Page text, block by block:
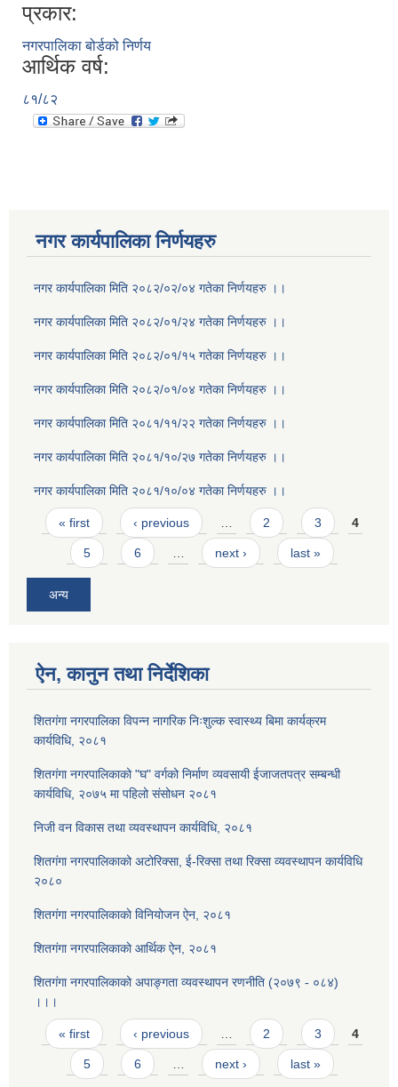
प्रकार:
नगरपालिका बोर्डको निर्णय
आर्थिक वर्ष:
८१/८२
नगर कार्यपालिका निर्णयहरु
नगर कार्यपालिका मिति २०८२/०२/०४ गतेका निर्णयहरु ।।
नगर कार्यपालिका मिति २०८२/०१/२४ गतेका निर्णयहरु ।।
नगर कार्यपालिका मिति २०८२/०१/१५ गतेका निर्णयहरु ।।
नगर कार्यपालिका मिति २०८२/०१/०४ गतेका निर्णयहरु ।।
नगर कार्यपालिका मिति २०८१/११/२२ गतेका निर्णयहरु ।।
नगर कार्यपालिका मिति २०८१/१०/२७ गतेका निर्णयहरु ।।
नगर कार्यपालिका मिति २०८१/१०/०४ गतेका निर्णयहरु ।।
Pages
« first ‹ previous … 2 3 4
5 6 … next › last »
अन्य
ऐन, कानुन तथा निर्देशिका
शितगंगा नगरपालिका विपन्न नागरिक निःशुल्क स्वास्थ्य बिमा कार्यक्रम
कार्यविधि, २०८१
शितगंगा नगरपालिकाको "घ" वर्गको निर्माण व्यवसायी ईजाजतपत्र सम्बन्धी
कार्यविधि, २०७५ मा पहिलो संसोधन २०८१
निजी वन विकास तथा व्यवस्थापन कार्यविधि, २०८१
शितगंगा नगरपालिकाको अटोरिक्सा, ई-रिक्सा तथा रिक्सा व्यवस्थापन कार्यविधि
२०८०
शितगंगा नगरपालिकाकाे विनियोजन ऐन, २०८१
शितगंगा नगरपालिकाकाे आर्थिक ऐन, २०८१
शितगंगा नगरपालिकाको अपाङ्गता व्यवस्थापन रणनीति (२०७९ - ०८४)
।।।
Pages
« first ‹ previous 2 3 4
5 6 next › last »